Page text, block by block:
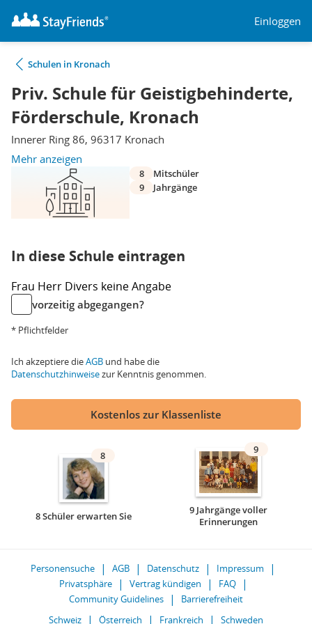
Einloggen
Schulen in Kronach
Priv. Schule für Geistigbehinderte,
Förderschule, Kronach
Innerer Ring 86, 96317 Kronach
Mehr anzeigen
8
Mitschüler
9
Jahrgänge
In diese Schule eintragen
Frau Herr Divers keine Angabe
vorzeitig abgegangen?
* Pflichtfelder
Ich akzeptiere dieAGB und habe die
Datenschutzhinweisezur Kenntnis genommen.
Kostenlos zur Klassenliste
8
8 Schüler erwarten Sie
9
9 Jahrgänge voller
Erinnerungen
Personensuche AGB Datenschutz
Impressum
Privatsphäre
Vertrag kündigen
FAQ
Community Guidelines
Barrierefreiheit
Schweiz
Österreich Frankreich Schweden